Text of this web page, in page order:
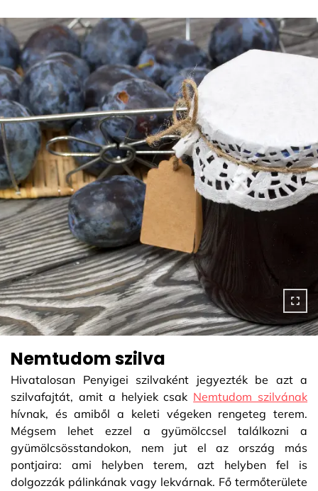
Nemtudom szilva
Hivatalosan Penyigei szilvaként jegyezték be azt a
szilvafajtát, amit a helyiek csak Nemtudom szilvának
hívnak, és amiből a keleti végeken rengeteg terem.
Mégsem lehet ezzel a gyümölccsel találkozni a
gyümölcsösstandokon, nem jut el az ország más
pontjaira: ami helyben terem, azt helyben fel is
dolgozzák pálinkának vagy lekvárnak. Fő termőterülete